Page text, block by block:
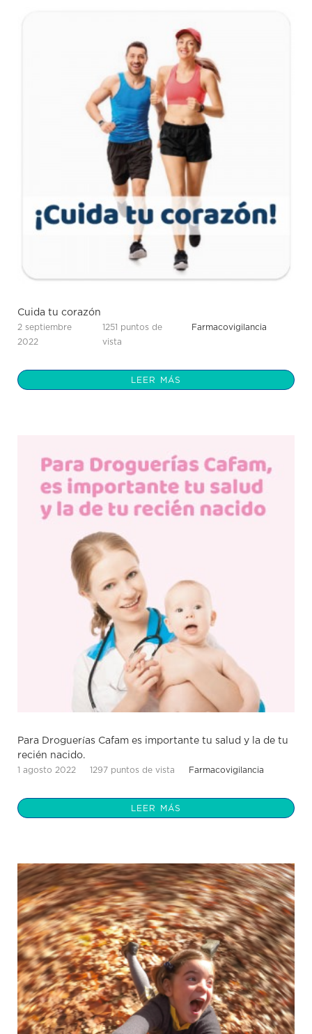
Cuida tu corazón
2 septiembre
2022
1251 puntos de
vista
Farmacovigilancia
LEER MÁS
Para Droguerías Cafam es importante tu salud y la de tu
recién nacido.
1 agosto 2022 1297 puntos de vista Farmacovigilancia
LEER MÁS